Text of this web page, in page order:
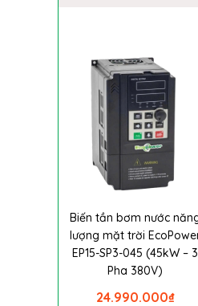
Biến tần bơm nước
lượng mặt trời
EP15-SP3-045 (45kW – 3
Pha 380V)
₫
24.990.000